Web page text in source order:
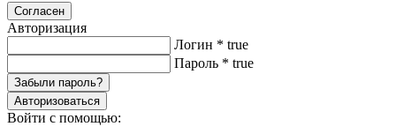
Согласен
Авторизация
Логин * true
Пароль * true
Забыли пароль?
Авторизоваться
Войти с помощью: